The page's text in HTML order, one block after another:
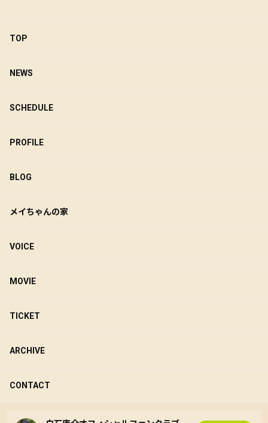
TOP
NEWS
SCHEDULE
PROFILE
BLOG
メイちゃんの家
VOICE
MOVIE
TICKET
ARCHIVE
CONTACT